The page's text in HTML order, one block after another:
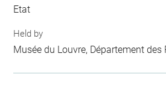
Etat
Held by
Musée du Louvre, Département des